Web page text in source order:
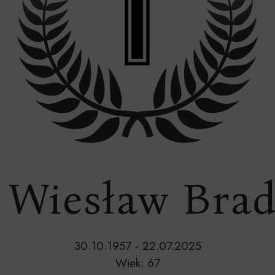
30.10.1957 - 22.07.2025
Wiek: 67